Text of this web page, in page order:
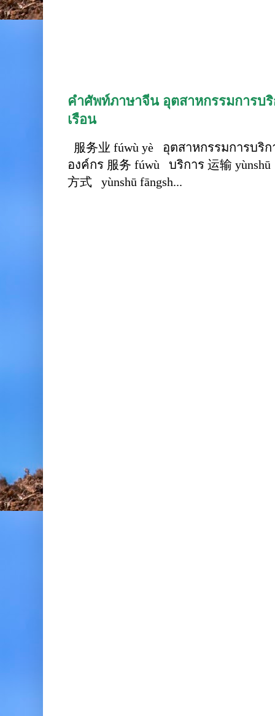
คำศัพท์ภาษาจีน อุตสาหกรรมการบ
เรือน
服务业 fúwù yè อุตสาหกรรมการบริ
องค์กร 服务 fúwù บริการ 运输
方式 yùnshū fāngsh...